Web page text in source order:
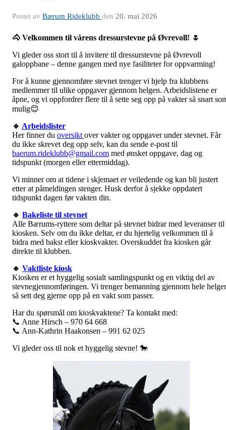
Postet av Bærum Rideklubb den 20. mai 2026
🐴 Velkommen til vårens dressurstevne på Øvrevoll! 🌷
Vi gleder oss stort til å invitere til dressurstevne på Øvrevoll
galoppbane – denne gangen med nye fasiliteter for oppvarming!
For å kunne gjennomføre stevnet trenger vi hjelp fra klubbens
medlemmer til ulike oppgaver gjennom helgen. Arbeidslistene er
åpne, og vi oppfordrer flere til å sette seg opp på vakter så snart
mulig😊
🔹 Arbeidslister
Her finner du oversiktover vakter og oppgaver under stevnet. Får
du ikke skrevet deg opp selv, kan du sende e-post til
baerum.rideklubb@gmail.com med ønsket oppgave, dag og
tidspunkt (morgen eller ettermiddag).
Vi minner om at tidene i skjemaet er veiledende og kan bli justert
etter at påmeldingen stenger. Husk derfor å sjekke oppdatert
tidspunkt dagen før vakten din.
🔹 Bakeliste til stevnet
Alle Bærums-ryttere som deltar på stevnet bidrar med leveranser til
kiosken. Selv om du ikke deltar, er du hjertelig velkommen til å
bidra med bakst eller kioskvakter. Overskuddet fra kiosken går
direkte til klubben.
🔹 Vaktliste kiosk
Kiosken er et hyggelig sosialt samlingspunkt og en viktig del av
stevnegjennomføringen. Vi trenger bemanning gjennom hele
så sett deg gjerne opp på en vakt som passer.
Har du spørsmål om kioskvaktene? Ta kontakt med:
📞 Anne Hirsch – 970 64 668
📞 Ann-Kathrin Haakonsen – 991 62 025
Vi gleder oss til nok et hyggelig stevne! 🐎